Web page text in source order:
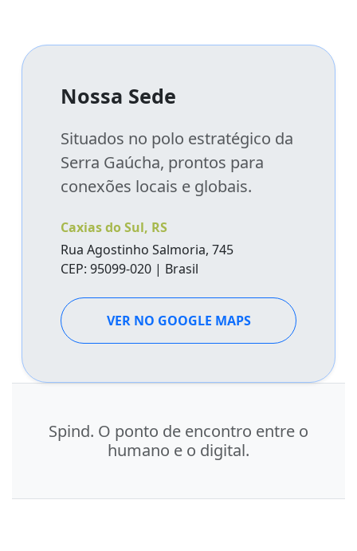
Nossa Sede
Situados no polo estratégico da
Serra Gaúcha, prontos para
conexões locais e globais.
Caxias do Sul, RS
Rua Agostinho Salmoria, 745
CEP: 95099-020 | Brasil
VER NO GOOGLE MAPS
Spind. O ponto de encontro entre o
humano e o digital.